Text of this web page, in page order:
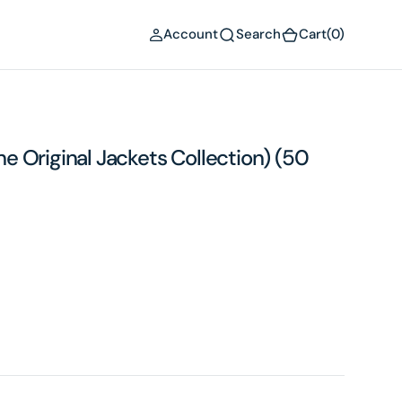
Account Search Cart(0)
Original Jackets Collection) (50